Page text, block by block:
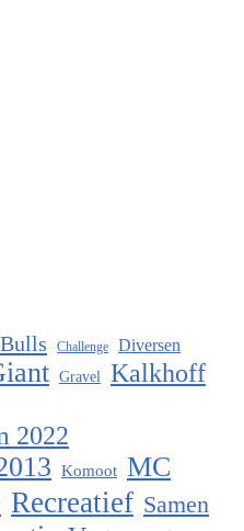
Bulls Challenge Diversen
Gravel Kalkhoff
2022
Komoot MC
Recreatief Samen